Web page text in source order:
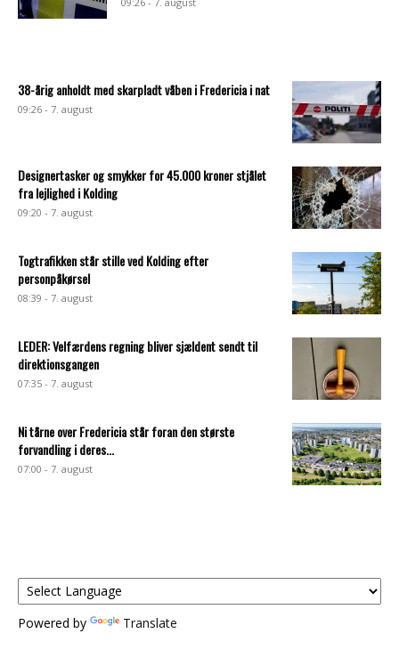
38-årig anholdt med skarpladt våben i Fredericia i nat
09:26 - 7. august
Designertasker og smykker for 45.000 kroner stjålet
fra lejlighed i Kolding
09:20 - 7. august
Togtrafikken står stille ved Kolding efter
personpåkørsel
08:39 - 7. august
LEDER: Velfærdens regning bliver sjældent sendt til
direktionsgangen
07:35 - 7. august
Ni tårne over Fredericia står foran den største
forvandling i deres...
07:00 - 7. august
Powered by Translate